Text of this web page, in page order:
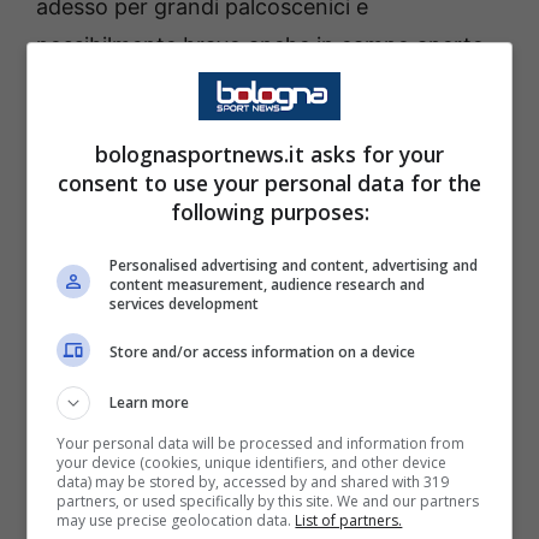
adesso per grandi palcoscenici e
possibilmente bravo anche in campo aperto.
La giusta occasione può arrivare
direttamente dalBelgio, per un affare da
milioni di eurocomplessivi davvero molto,
molto interessante. Andiamo a vedere le
Inter, dal Belgio il nuovo
centrale? Attenzione al ritorno
di fiamma
Il mercato dell’Inter sta entrando in una sorta
di immobilismo che è figlio dei tanti cambi di
bolognasportnews.it asks for your
consent to use your personal data for the
following purposes:
Personalised advertising and content, advertising and
content measurement, audience research and
services development
Store and/or access information on a device
Learn more
Your personal data will be processed and information from
your device (cookies, unique identifiers, and other device
data) may be stored by, accessed by and shared with 319
partners, or used specifically by this site. We and our partners
may use precise geolocation data. List of partners.